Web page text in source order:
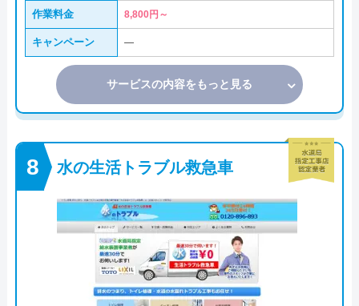
作業料金 8,800円～
キャンペーン ―
サービスの内容をもっと見る
水の生活トラブル救急車